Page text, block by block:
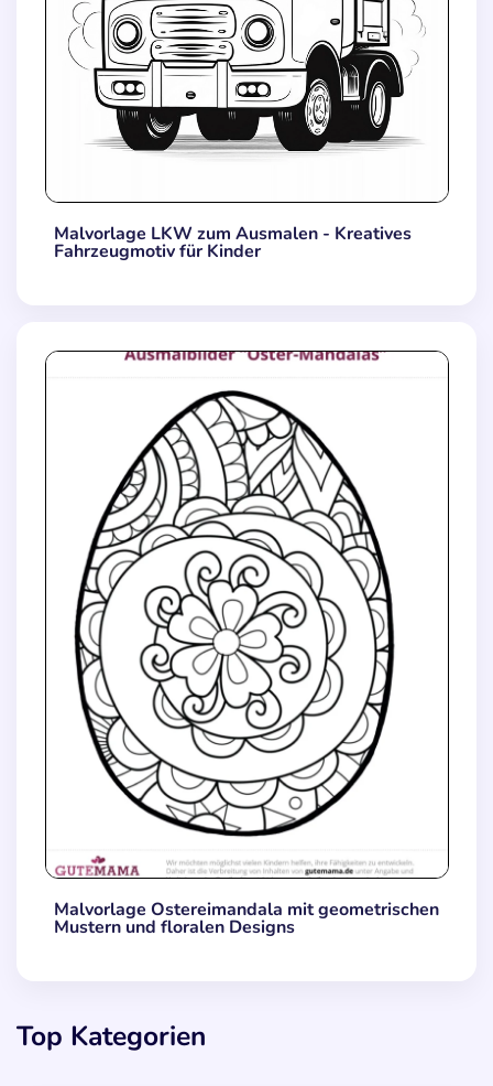
Malvorlage LKW zum Ausmalen - Kreatives
Fahrzeugmotiv für Kinder
Malvorlage Ostereimandala mit geometrischen
Mustern und floralen Designs
Top Kategorien